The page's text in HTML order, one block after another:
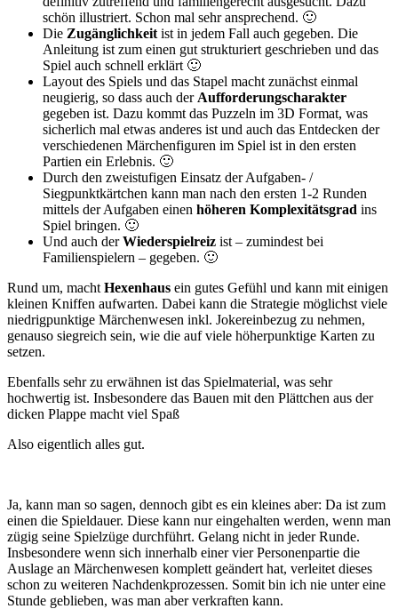
schön illustriert. Schon mal sehr ansprechend. 🙂
Die Zugänglichkeit ist in jedem Fall auch gegeben. Die
Anleitung ist zum einen gut strukturiert geschrieben und das
Spiel auch schnell erklärt 🙂
Layout des Spiels und das Stapel macht zunächst einmal
neugierig, so dass auch der Aufforderungscharakter
gegeben ist. Dazu kommt das Puzzeln im 3D Format, was
sicherlich mal etwas anderes ist und auch das Entdecken der
verschiedenen Märchenfiguren im Spiel ist in den ersten
Partien ein Erlebnis. 🙂
Durch den zweistufigen Einsatz der Aufgaben- /
Siegpunktkärtchen kann man nach den ersten 1-2 Runden
mittels der Aufgaben einen höheren Komplexitätsgrad ins
Spiel bringen. 🙂
Und auch derWiederspielreiz ist – zumindest bei
Familienspielern – gegeben. 🙂
Rund um, macht Hexenhaus ein gutes Gefühl und kann mit einigen
kleinen Kniffen aufwarten. Dabei kann die Strategie möglichst viele
niedrigpunktige Märchenwesen inkl. Jokereinbezug zu nehmen,
genauso siegreich sein, wie die auf viele höherpunktige Karten zu
setzen.
Ebenfalls sehr zu erwähnen ist das Spielmaterial, was sehr
hochwertig ist. Insbesondere das Bauen mit den Plättchen aus der
dicken Plappe macht viel Spaß
Also eigentlich alles gut.
Ja, kann man so sagen, dennoch gibt es ein kleines aber: Da ist zum
einen die Spieldauer. Diese kann nur eingehalten werden, wenn man
zügig seine Spielzüge durchführt. Gelang nicht in jeder Runde.
Insbesondere wenn sich innerhalb einer vier Personenpartie die
Auslage an Märchenwesen komplett geändert hat, verleitet dieses
schon zu weiteren Nachdenkprozessen. Somit bin ich nie unter eine
Stunde geblieben, was man aber verkraften kann.